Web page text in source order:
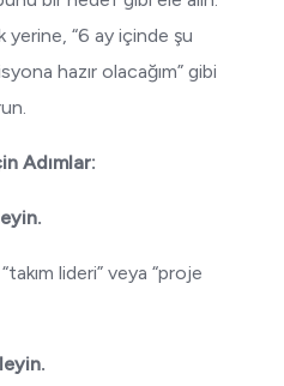
yerine, “6 ay içinde şu
hazır olacağım” gibi
Adımlar:
lideri” veya “proje